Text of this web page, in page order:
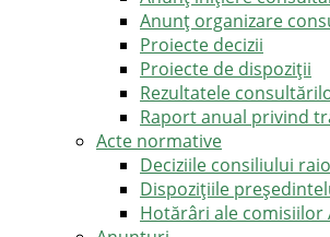
Anunț organizare
Proiecte decizii
Proiecte de dispoziții
Rezultatele
Raport anual privind
Acte normative
Deciziile consiliului
Dispozițiile
Hotărâri ale comisiilor